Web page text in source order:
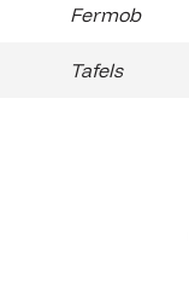
Fermob
Tafels